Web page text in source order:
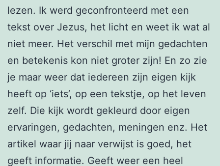
lezen. Ik werd geconfronteerd met een
tekst over Jezus, het licht en weet ik wat al
niet meer. Het verschil met mijn gedachten
en betekenis kon niet groter zijn! En zo zie
je maar weer dat iedereen zijn eigen kijk
heeft op ‘iets’, op een tekstje, op het leven
zelf. Die kijk wordt gekleurd door eigen
ervaringen, gedachten, meningen enz. Het
artikel waar jij naar verwijst is goed, het
geeft informatie. Geeft weer een heel